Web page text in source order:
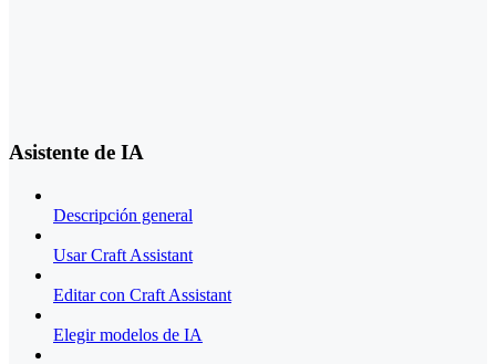
Asistente de IA
Descripción general
Usar Craft Assistant
Editar con Craft Assistant
Elegir modelos de IA